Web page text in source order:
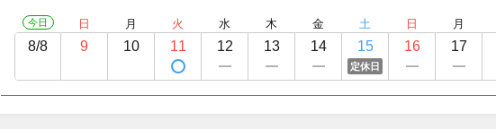
今日
8/8
日
9
月
10
火
11
水
12
木
13
金
14
土
15
定休日
日
16
月
17